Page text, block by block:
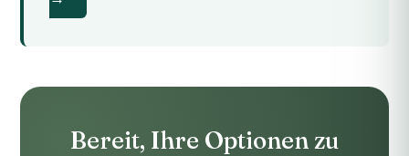
Bereit, Ihre Optionen zu